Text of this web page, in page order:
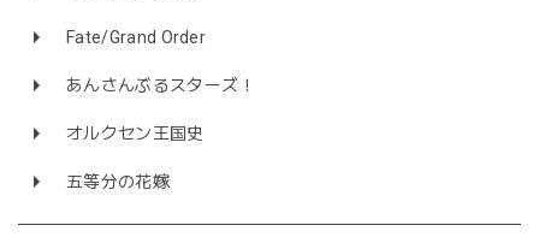
Fate/Grand Order
あんさんぶるスターズ！
オルクセン王国史
五等分の花嫁